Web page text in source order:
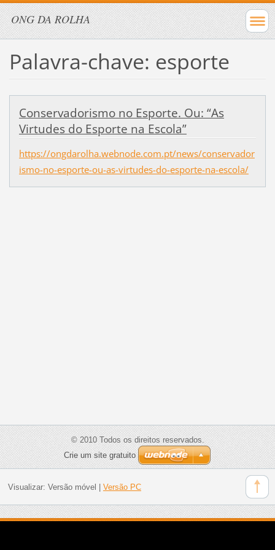
ONG DA ROLHA
Palavra-chave: esporte
Conservadorismo no Esporte. Ou: “As
Virtudes do Esporte na Escola”
https://ongdarolha.webnode.com.pt/news/conservador
ismo-no-esporte-ou-as-virtudes-do-esporte-na-escola/
© 2010 Todos os direitos reservados.
Crie um site gratuito
Visualizar: Versão móvel Versão PC